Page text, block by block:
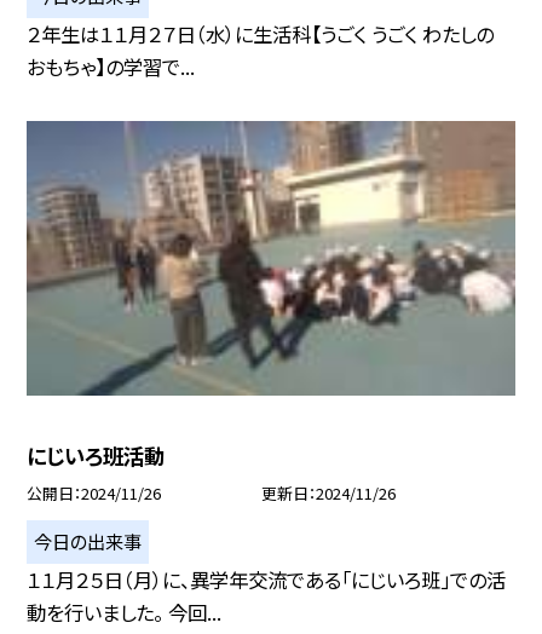
２年生は１１月２７日（水）に生活科【うごく うごく わたしの
おもちゃ】の学習で...
にじいろ班活動
公開日 2024/11/26 更新日 2024/11/26
今日の出来事
１１月２５日（月）に、異学年交流である「にじいろ班」での活
動を行いました。 今回...